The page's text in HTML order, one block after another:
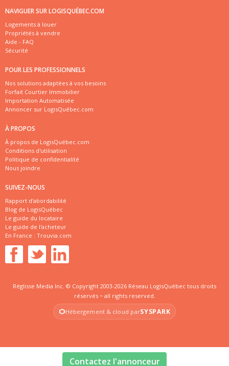
Contactez l'annonceur
NAVIGUER SUR LOGISQUÉBEC.COM
Logements à louer
Propriétés à vendre
Aide - FAQ
Sécurité
POUR LES PROFESSIONNELS
Nos solutions adaptées à vos besoins
Forfait Courtier Immobilier
Importation Automatisée
Annoncer sur LogisQuébec.com
À PROPOS
À propos de LogisQuébec.com
Conditions d'utilisation
Politique de confidentialité
Nous joindre
SUIVEZ-NOUS
Rapport d'abordabilité
Blog de LogisQuébec
Le guide du locataire
Le guide de l'acheteur
En France : Trouvia.com
Réglisse Media Inc. © Copyright 2003-2026 Réseau LogisQuébec tous droits
réservés ~ all rights reserved.
Hébergement & cloud parSYSPARK